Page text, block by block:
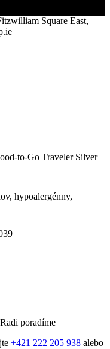
Square East,
to-Go Traveler Silver
hypoalergénny,
poradíme
+421 222 205 938 alebo